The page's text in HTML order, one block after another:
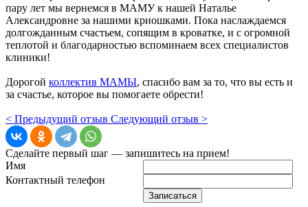
пару лет мы вернемся в МАМУ к нашей Наталье
Александровне за нашими криошками. Пока наслаждаемся
долгожданным счастьем, сопящим в кроватке, и с огромной
теплотой и благодарностью вспоминаем всех специалистов
клиники!
Дорогой коллектив МАМЫ, спасибо вам за то, что вы есть и
за счастье, которое вы помогаете обрести!
< Предыдущий отзыв Следующий отзыв >
Сделайте первый шаг — запишитесь на прием!
Имя
Контактный телефон
Записаться